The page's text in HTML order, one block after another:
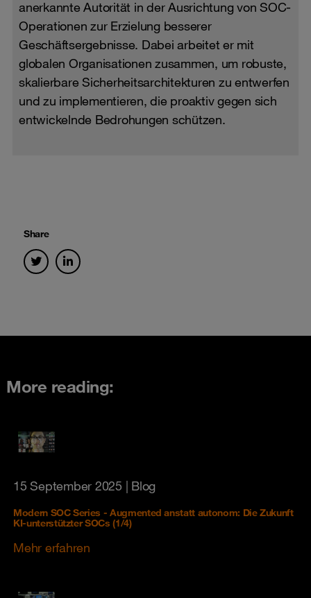
anerkannte Autorität in der Ausrichtung von SOC-
Operationen zur Erzielung besserer
Geschäftsergebnisse. Dabei arbeitet er mit
globalen Organisationen zusammen, um robuste,
skalierbare Sicherheitsarchitekturen zu entwerfen
und zu implementieren, die proaktiv gegen sich
entwickelnde Bedrohungen schützen.
Share
More reading:
15 September 2025 | Blog
Modern SOC Series - Augmented anstatt autonom: Die Zukunft
KI-unterstützter SOCs (1/4)
Mehr erfahren